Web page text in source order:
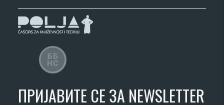
ПРИЈАВИТЕ СЕ ЗА NEWSLETTER